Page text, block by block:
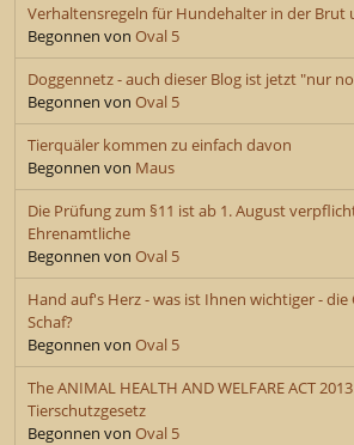
Verhaltensregeln für Hundehalter in der Brut
Begonnen von Oval 5
Doggennetz - auch dieser Blog ist jetzt "nur
Begonnen von Oval 5
Tierquäler kommen zu einfach davon
Begonnen von Maus
Die Prüfung zum §11 ist ab 1. August
Ehrenamtliche
Begonnen von Oval 5
Hand auf's Herz - was ist Ihnen wichtiger -
Schaf?
Begonnen von Oval 5
The ANIMAL HEALTH AND WELFARE ACT
Tierschutzgesetz
Begonnen von Oval 5